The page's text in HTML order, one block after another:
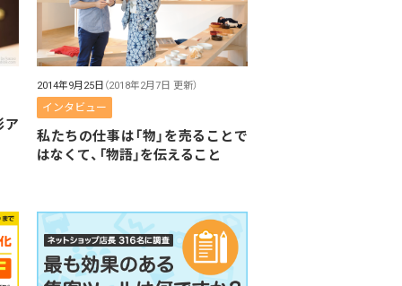
ア
2014年9月25日 （2018年2月7日 更新）
インタビュー
私たちの仕事は「物」を売ることで
はなくて、「物語」を伝えること